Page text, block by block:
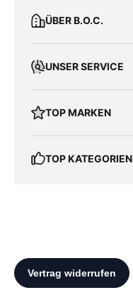
ÜBER B.O.C.
UNSER SERVICE
TOP MARKEN
TOP KATEGORIEN